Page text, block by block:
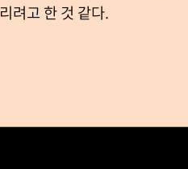
려고 한 것 같다.